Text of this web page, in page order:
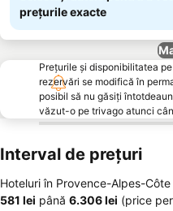
prețurile exacte
Prețurile și disponibilitatea
rezervări se modifică în
posibil să nu găsiți
văzut-o pe trivago atunci
Interval de prețuri
Hoteluri în Provence-Alpes-
‎581 lei până ‎6.306 lei (price